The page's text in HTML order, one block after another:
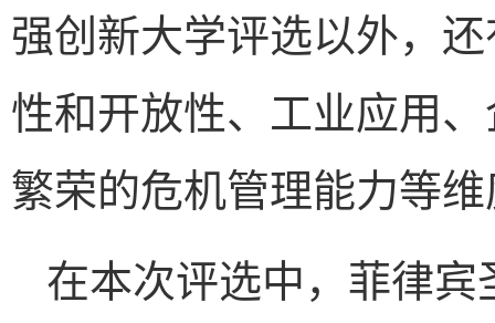
强创新大学评选以外，
性和开放性、工业应用
繁荣的危机管理能力等
在本次评选中，菲律